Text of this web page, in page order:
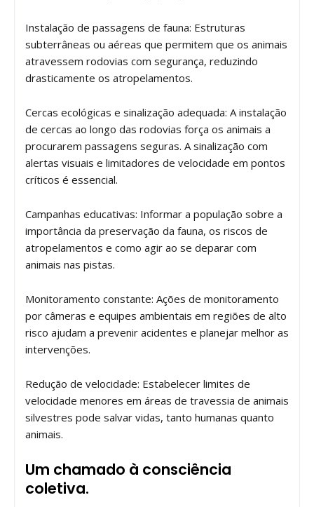
Instalação de passagens de fauna: Estruturas
subterrâneas ou aéreas que permitem que os animais
atravessem rodovias com segurança, reduzindo
drasticamente os atropelamentos.
Cercas ecológicas e sinalização adequada: A instalação
de cercas ao longo das rodovias força os animais a
procurarem passagens seguras. A sinalização com
alertas visuais e limitadores de velocidade em pontos
críticos é essencial.
Campanhas educativas: Informar a população sobre a
importância da preservação da fauna, os riscos de
atropelamentos e como agir ao se deparar com
animais nas pistas.
Monitoramento constante: Ações de monitoramento
por câmeras e equipes ambientais em regiões de alto
risco ajudam a prevenir acidentes e planejar melhor as
intervenções.
Redução de velocidade: Estabelecer limites de
velocidade menores em áreas de travessia de animais
silvestres pode salvar vidas, tanto humanas quanto
animais.
Um chamado à consciência
coletiva.